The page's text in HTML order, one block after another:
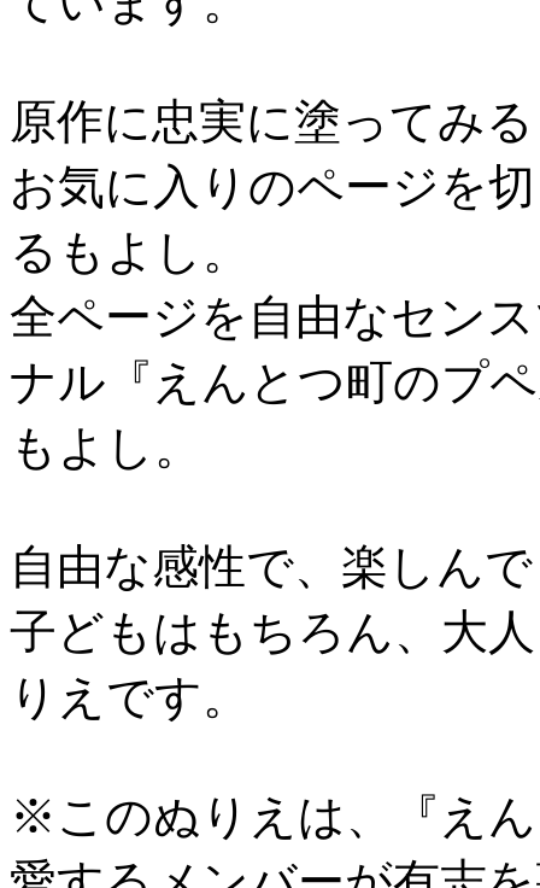
原作に忠実に塗ってみ
お気に入りのページを
るもよし。
全ページを自由なセン
ナル『えんとつ町のプ
もよし。
自由な感性で、楽しん
子どもはもちろん、大
りえです。
※このぬりえは、『え